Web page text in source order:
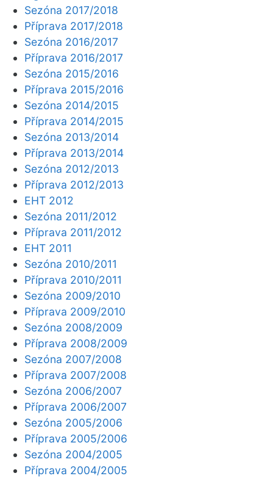
Sezóna 2017/2018
Příprava 2017/2018
Sezóna 2016/2017
Příprava 2016/2017
Sezóna 2015/2016
Příprava 2015/2016
Sezóna 2014/2015
Příprava 2014/2015
Sezóna 2013/2014
Příprava 2013/2014
Sezóna 2012/2013
Příprava 2012/2013
EHT 2012
Sezóna 2011/2012
Příprava 2011/2012
EHT 2011
Sezóna 2010/2011
Příprava 2010/2011
Sezóna 2009/2010
Příprava 2009/2010
Sezóna 2008/2009
Příprava 2008/2009
Sezóna 2007/2008
Příprava 2007/2008
Sezóna 2006/2007
Příprava 2006/2007
Sezóna 2005/2006
Příprava 2005/2006
Sezóna 2004/2005
Příprava 2004/2005